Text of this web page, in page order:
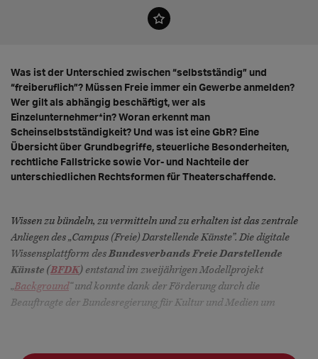
Was ist der Unterschied zwischen “selbstständig” und
“freiberuflich”? Müssen Freie immer ein Gewerbe anmelden?
Wer gilt als abhängig beschäftigt, wer als
Einzelunternehmer*in? Woran erkennt man
Scheinselbstständigkeit? Und was ist eine GbR? Eine
Übersicht über Grundbegriffe, steuerliche Besonderheiten,
rechtliche Fallstricke sowie Vor- und Nachteile der
unterschiedlichen Rechtsformen für Theaterschaffende.
Wissen zu bündeln, zu vermitteln und zu erhalten ist das zentrale
Anliegen des „Campus (Freie) Darstellende Künste”. Die digitale
Wissensplattform desBundesverbands Freie Darstellende
Künste (BFDK) entstand im zweijährigen Modellprojekt
„Background“ und konnte dank der Förderung durch die
Beauftragte der Bundesregierung für Kultur und Medien um